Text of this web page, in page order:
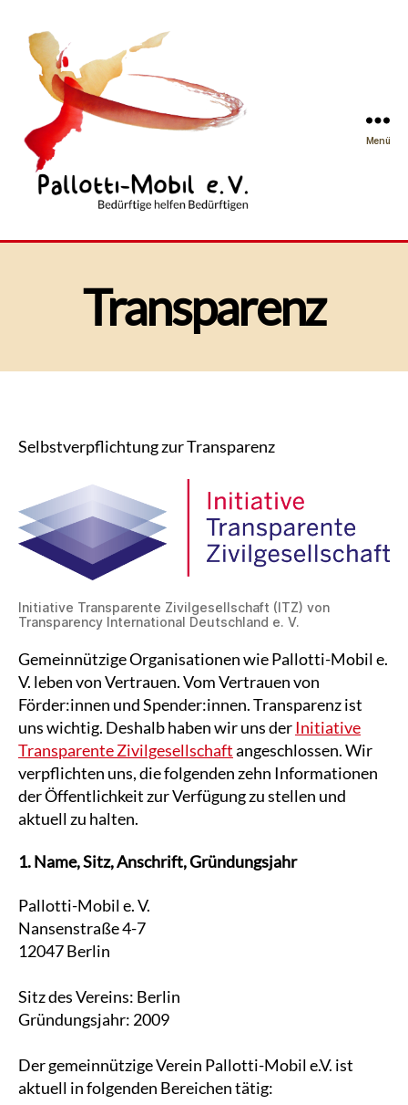
Mobil
Menü
Transparenz
Selbstverpflichtung zur Transparenz
Initiative Transparente Zivilgesellschaft (ITZ) von
Transparency International Deutschland e. V.
Gemeinnützige Organisationen wie Pallotti-Mobil e.
V. leben von Vertrauen. Vom Vertrauen von
Förder:innen und Spender:innen. Transparenz ist
uns wichtig. Deshalb haben wir uns derInitiative
Transparente Zivilgesellschaftangeschlossen. Wir
verpflichten uns, die folgenden zehn Informationen
der Öffentlichkeit zur Verfügung zu stellen und
aktuell zu halten.
1. Name, Sitz, Anschrift, Gründungsjahr
Pallotti-Mobil e. V.
Nansenstraße 4-7
12047 Berlin
Sitz des Vereins: Berlin
Gründungsjahr: 2009
Der gemeinnützige Verein Pallotti-Mobil e.V. ist
aktuell in folgenden Bereichen tätig: